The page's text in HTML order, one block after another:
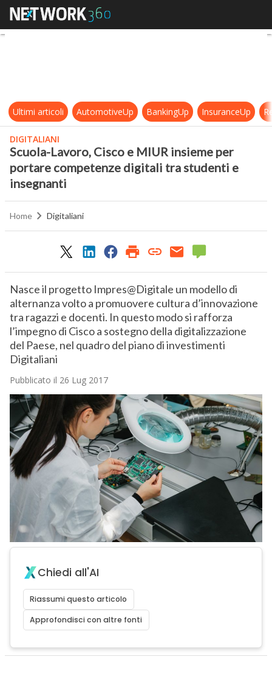
Scuola-Lavoro, Cisco e MIUR
Ultimi articoli AutomotiveUp BankingUp InsuranceUp
DIGITALIANI
Scuola-Lavoro, Cisco e MIUR insieme per
portare competenze digitali tra studenti e
insegnanti
Home Digitaliani
Nasce il progetto Impres@Digitale un modello di
alternanza volto a promuovere cultura d’innovazione
tra ragazzi e docenti. In questo modo si rafforza
l’impegno di Cisco a sostegno della digitalizzazione
del Paese, nel quadro del piano di investimenti
Digitaliani
Pubblicato il 26 Lug 2017
Chiedi all'AI
Riassumi questo articolo
Approfondisci con altre fonti